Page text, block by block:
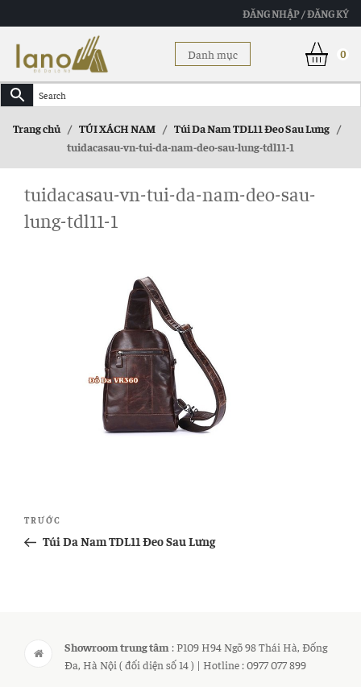
ĐĂNG NHẬP / ĐĂNG KÝ
Danh mục 0
Trang chủ / TÚI XÁCH NAM / Túi Da Nam TDL11 Đeo Sau Lưng /
tuidacasau-vn-tui-da-nam-deo-sau-lung-tdl11-1
tuidacasau-vn-tui-da-nam-deo-sau-
lung-tdl11-1
Điều
hướng
Bài
cũ
TRƯỚC
Túi Da Nam TDL11 Đeo Sau Lưng
Showroom trung tâm : P109 H94 Ngõ 98 Thái Hà, Đống
Đa, Hà Nội ( đối diện số 14 ) | Hotline : 0977 077 899